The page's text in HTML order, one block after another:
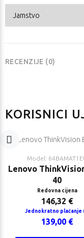
Jamstvo
RECENZIJE (0)
KORISNICI
Model:
Lenovo
40
Redovna cijena
146,32 €
Jednokratno plaćanje
139,00 €